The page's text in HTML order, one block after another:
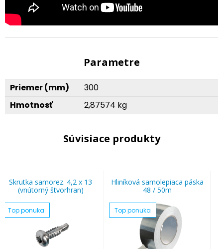
Parametre
Priemer (mm)
300
Hmotnosť
2,87574 kg
Súvisiace produkty
Skrutka samorez. 4,2 x 13
(vnútorný štvorhran)
Top ponuka
Hliníková samolepiaca páska
48 / 50m
Top ponuka